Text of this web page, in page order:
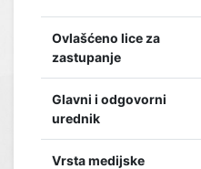
Ovlašćeno lice za
zastupanje
Glavni i odgovorni
urednik
Vrsta medijske